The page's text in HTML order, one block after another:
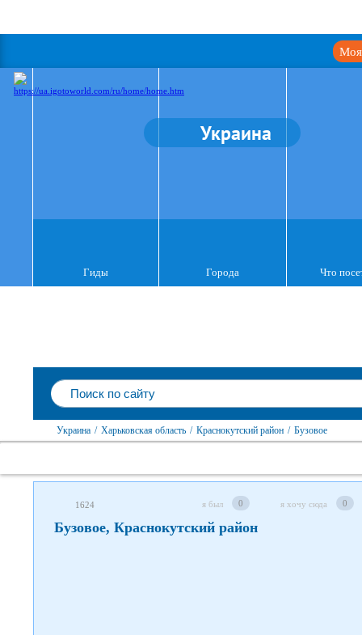
Моя
Украина
Гиды Города Что
Украина / Харьковская область / Краснокутский район / Бузовое
1624 я был 0 я хочу сюда 0
Бузовое, Краснокутский район